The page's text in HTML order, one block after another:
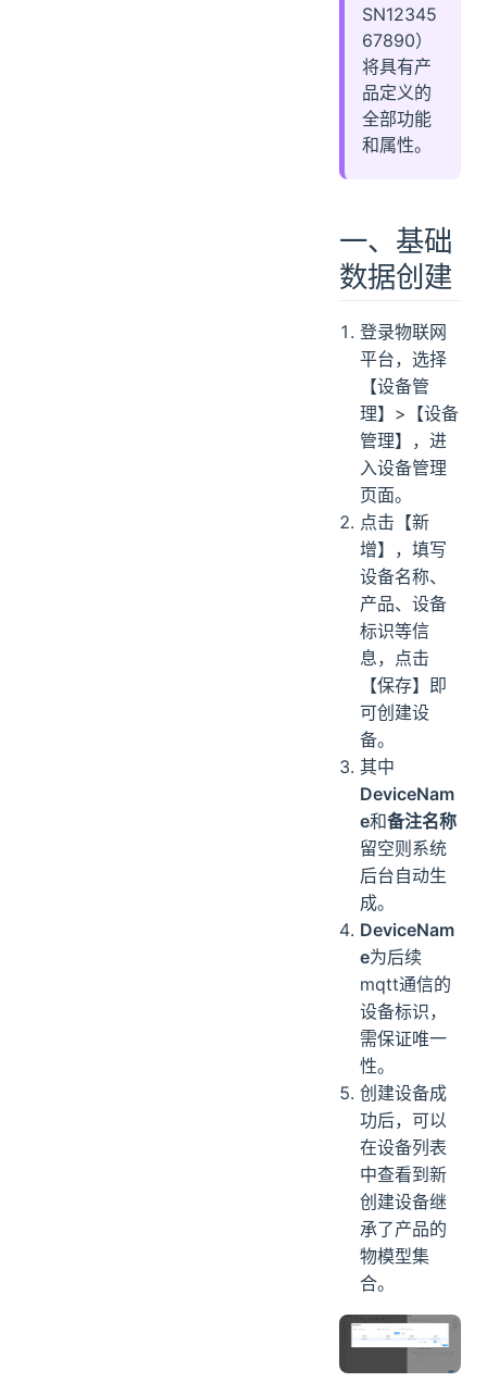
SN12345
67890）
将具有产
品定义的
全部功能
和属性。
一、基础
数据创建
登录物联网
平台，选择
【设备管
理】>【设备
管理】，进
入设备管理
页面。
点击【新
增】，填写
设备名称、
产品、设备
标识等信
息，点击
【保存】即
可创建设
备。
其中
DeviceNam
e和备注名称
留空则系统
后台自动生
成。
DeviceNam
e为后续
mqtt通信的
设备标识，
需保证唯一
性。
创建设备成
功后，可以
在设备列表
中查看到新
创建设备继
承了产品的
物模型集
合。